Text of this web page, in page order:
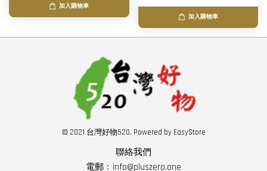
加入購物車
加入購物車
© 2021 台灣好物520. Powered by EasyStore
聯絡我們
電郵﹕info@pluszero.one